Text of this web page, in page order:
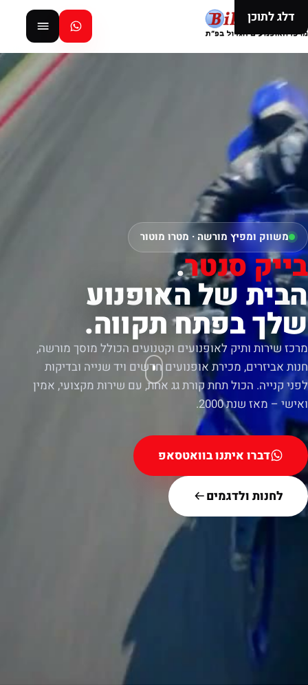
דלג לתוכן
משווק ומפיץ מורשה · מטרו מוטור
בייק סנטר.
הבית של האופנוע
שלך בפתח תקווה.
מרכז שירות ותיק לאופנועים וקטנועים הכולל מוסך מורשה,
חנות אביזרים, מכירת אופנועים חדשים ויד שנייה ובדיקות
לפני קנייה. הכול תחת קורת גג אחת, עם שירות מקצועי, אמין
ואישי – מאז שנת 2000.
דברו איתנו בוואטסאפ
לחנות ולדגמים